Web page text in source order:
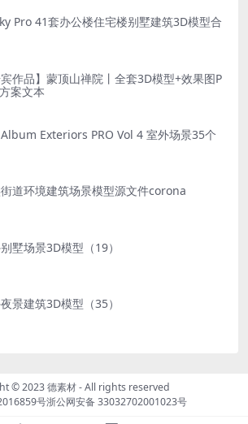
Pro 41套办公楼住宅楼别墅建筑3D模型合
宾作品】蒙顶山禅院丨全套3D模型+效果图P
案文本
Exteriors PRO Vol 4 室外场景35个
道环境建筑场景模型源文件corona
墅场景3D模型（19）
景建筑3D模型（35）
© 2023德素材- All rights reserved
号浙公网安备 33032702001023号